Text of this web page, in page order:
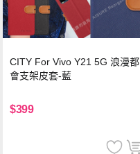
CITY For Vivo Y21 5G 浪漫都
會支架皮套-藍
$399